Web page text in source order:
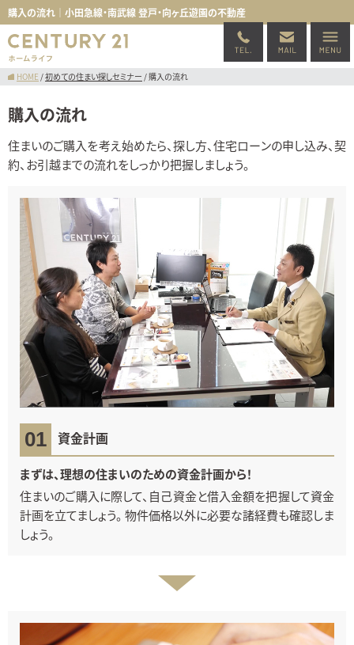
購入の流れ｜小田急線・南武線 登戸・向ヶ丘遊園の不動産
HOME/初めての住まい探しセミナー /購入の流れ
購入の流れ
住まいのご購入を考え始めたら、探し方、住宅ローンの申し込み、契
約、お引越までの流れをしっかり把握しましょう。
資金計画
まずは、理想の住まいのための資金計画から！
住まいのご購入に際して、自己資金と借入金額を把握して資金
計画を立てましょう。 物件価格以外に必要な諸経費も確認しま
しょう。